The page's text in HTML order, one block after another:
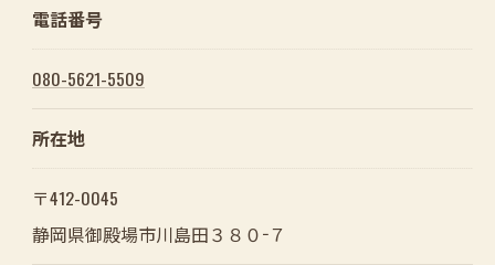
電話番号
080-5621-5509
所在地
〒412-0045
静岡県御殿場市川島田３８０−７